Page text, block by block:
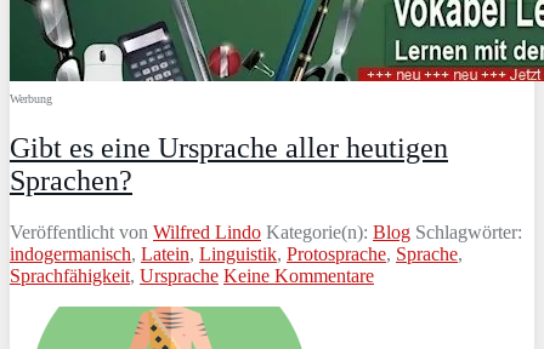
Werbung
Gibt es eine Ursprache aller heutigen
Sprachen?
Veröffentlicht von Wilfred Lindo Kategorie(n): Blog Schlagwörter:
indogermanisch, Latein, Linguistik, Protosprache, Sprache,
Sprachfähigkeit, Ursprache Keine Kommentare